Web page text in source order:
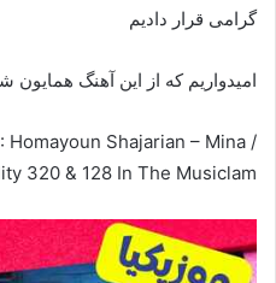
گرامی قرار دادیم
امیدواریم که از این آهنگ همایون
Homayoun Shajarian – Mina /
320 & 128 In The Musiclam